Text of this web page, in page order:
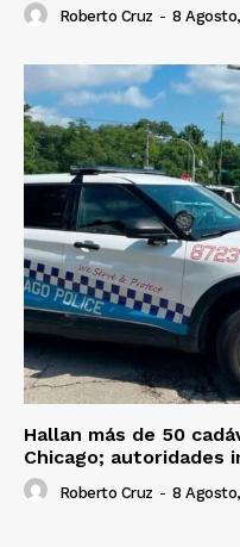
Roberto Cruz - 8
Hallan más de 50
Chicago; autoridades
Roberto Cruz - 8